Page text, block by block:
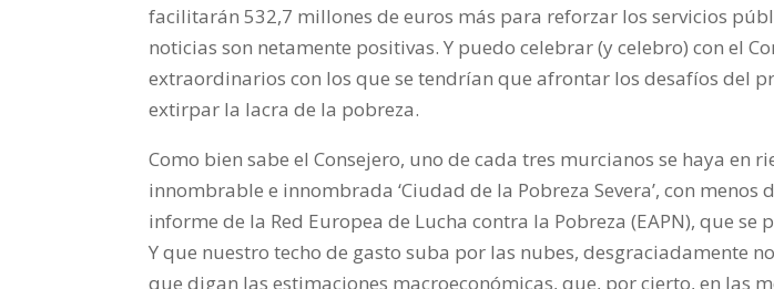
facilitarán 532,7 millones de euros más para reforzar los servicios
noticias son netamente positivas. Y puedo celebrar (y celebro) con el
extraordinarios con los que se tendrían que afrontar los desafíos del
extirpar la lacra de la pobreza.
Como bien sabe el Consejero, uno de cada tres murcianos se haya en
innombrable e innombrada ‘Ciudad de la Pobreza Severa’, con
informe de la Red Europea de Lucha contra la Pobreza (EAPN), que
Y que nuestro techo de gasto suba por las nubes, desgraciadamente
que digan las estimaciones macroeconómicas, que, por cierto, en las